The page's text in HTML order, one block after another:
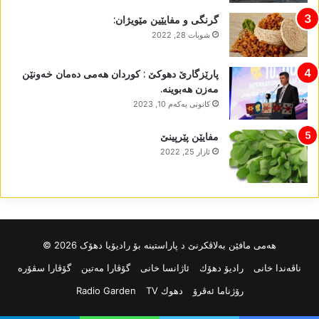
گرنگی و مفایێین مێویژان:
شوبات 28, 2022
پارێزگارێ دھوکێ : کوردان ھەمی دەمان خەونێن
مەزن ھەبوینە.
كانونی یه‌كه‌م 10, 2023
مفایێن پێرپینێ
ئازار 25, 2022
ھەمی مافێن بەلاڤکرنێ د پاراستینە بۆ رادیۆیا دھۆک 2026 ©
ناڤه‌ندا خانی
رادیۆ دهۆك ئاژانسا خانی گۆڤارا مەتین
گۆڤارا سڤۆرە
رۆژناما ئەڤرۆ
دهوك TV Radio Garden